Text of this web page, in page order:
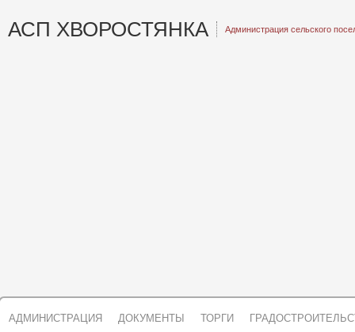
АСП ХВОРОСТЯНКА Администрация сельского
АДМИНИСТРАЦИЯ ДОКУМЕНТЫ ТОРГИ